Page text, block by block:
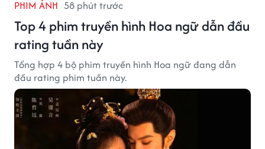
PHIM ẢNH 58 phút trước
Top 4 phim truyền hình Hoa ngữ dẫn đầu
rating tuần này
Tổng hợp 4 bộ phim truyền hình Hoa ngữ đang dẫn
đầu rating phim tuần này.